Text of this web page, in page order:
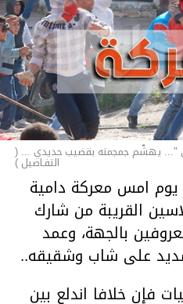
"... يهشّم جمجمته بقضيب حديدي ... (
التفـاصيل )
امس معركة دامية
القريبة من شارك
بالجهة، وعمد
على شاب وشقيقه..
فإن خلافا اندلع بين